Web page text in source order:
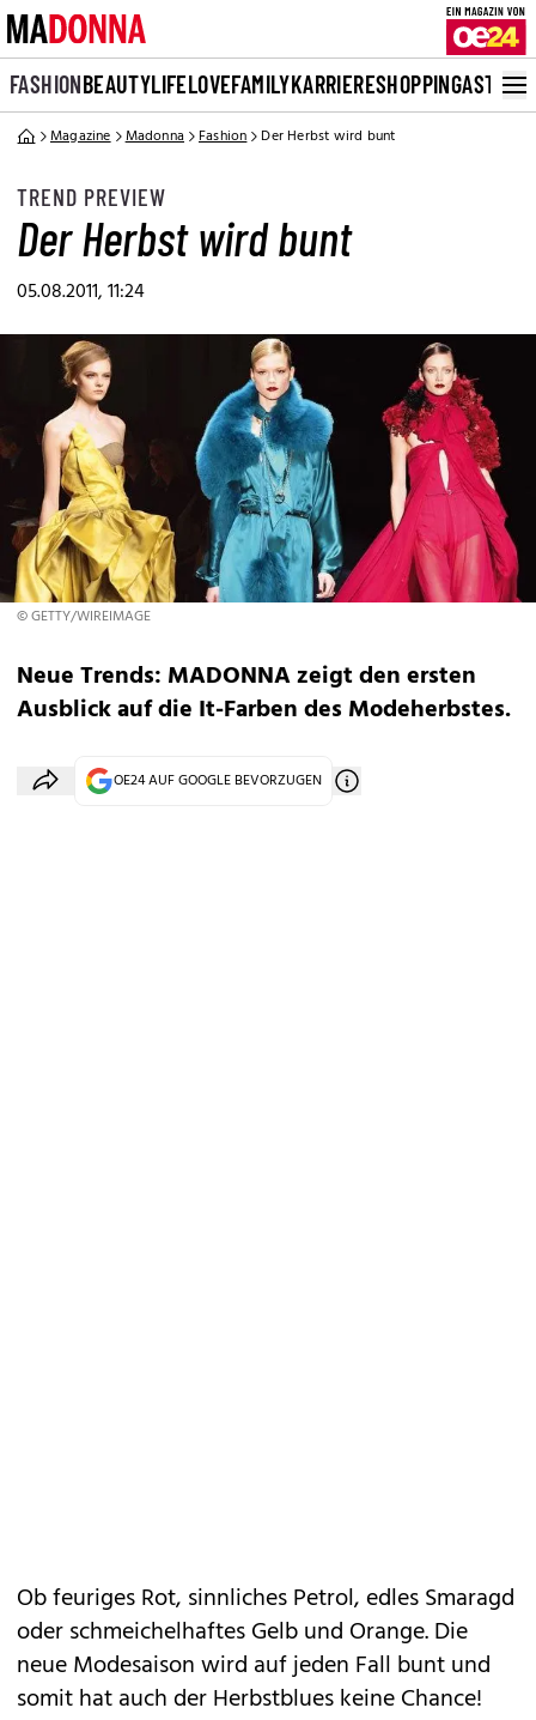
FASHIONBEAUTYLIFELOVEFAMILYKARRIERESHOPPINGASTRO
Magazine Madonna Fashion Der Herbst wird bunt
TREND PREVIEW
Der Herbst wird bunt
05.08.2011, 11:24
© GETTY/WIREIMAGE
Neue Trends: MADONNA zeigt den ersten
Ausblick auf die It-Farben des Modeherbstes.
OE24 AUF GOOGLE BEVORZUGEN
Ob feuriges Rot, sinnliches Petrol, edles Smaragd
oder schmeichelhaftes Gelb und Orange. Die
neue Modesaison wird auf jeden Fall bunt und
somit hat auch der Herbstblues keine Chance!